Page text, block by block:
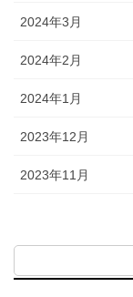
2024年3月
2024年2月
2024年1月
2023年12月
2023年11月